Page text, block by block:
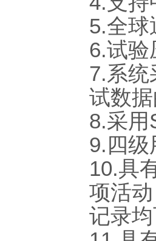
5.全球
6.试验
7.系统
试数
8.采用
9.四级
10.具
项活
记录